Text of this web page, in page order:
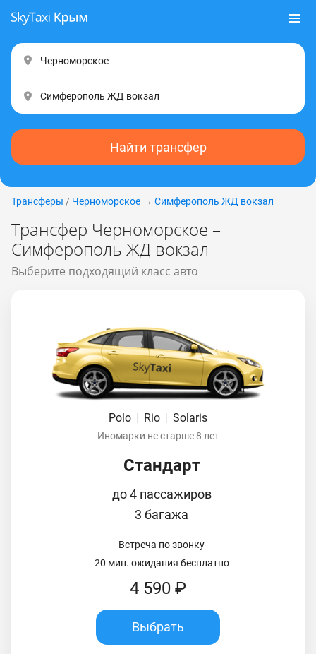
Найти трансфер
Трансферы / Черноморское → Симферополь ЖД вокзал
Трансфер Черноморское –
Симферополь ЖД вокзал
Выберите подходящий класс авто
Polo | Rio | Solaris
Иномарки не старше 8 лет
Стандарт
до 4 пассажиров
3 багажа
Встреча по звонку
20 мин. ожидания бесплатно
4 590 ₽
Выбрать